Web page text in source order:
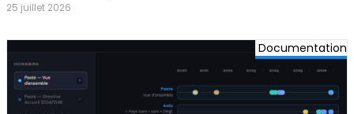
25 juillet 2026
Documentation